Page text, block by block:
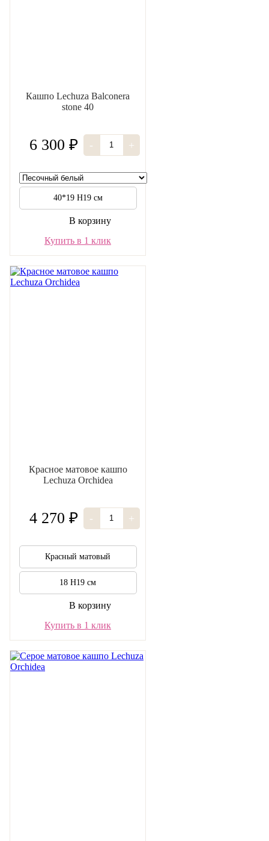
Кашпо Lechuza Balconera
stone 40
6 300 ₽ - +
40*19 H19 см
В корзину
Купить в 1 клик
Красное матовое кашпо
Lechuza Orchidea
4 270 ₽ - +
Красный матовый
18 H19 см
В корзину
Купить в 1 клик